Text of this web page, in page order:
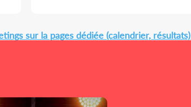
sur la pages dédiée (calendrier, résultats)